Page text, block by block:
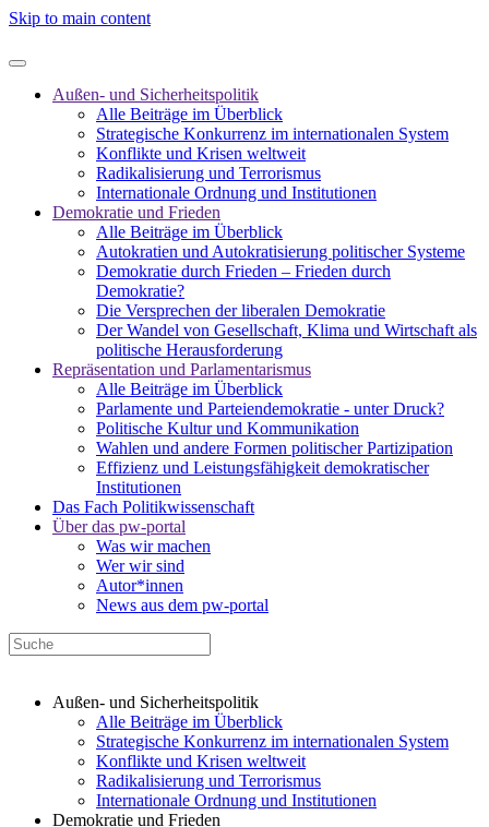
Skip to main content
Außen- und Sicherheitspolitik
Alle Beiträge im Überblick
Strategische Konkurrenz im internationalen System
Konflikte und Krisen weltweit
Radikalisierung und Terrorismus
Internationale Ordnung und Institutionen
Demokratie und Frieden
Alle Beiträge im Überblick
Autokratien und Autokratisierung politischer Systeme
Demokratie durch Frieden – Frieden durch
Demokratie?
Die Versprechen der liberalen Demokratie
Der Wandel von Gesellschaft, Klima und Wirtschaft als
politische Herausforderung
Repräsentation und Parlamentarismus
Alle Beiträge im Überblick
Parlamente und Parteiendemokratie - unter Druck?
Politische Kultur und Kommunikation
Wahlen und andere Formen politischer Partizipation
Effizienz und Leistungsfähigkeit demokratischer
Institutionen
Das Fach Politikwissenschaft
Über das pw-portal
Was wir machen
Wer wir sind
Autor*innen
News aus dem pw-portal
Außen- und Sicherheitspolitik
Alle Beiträge im Überblick
Strategische Konkurrenz im internationalen System
Konflikte und Krisen weltweit
Radikalisierung und Terrorismus
Internationale Ordnung und Institutionen
Demokratie und Frieden